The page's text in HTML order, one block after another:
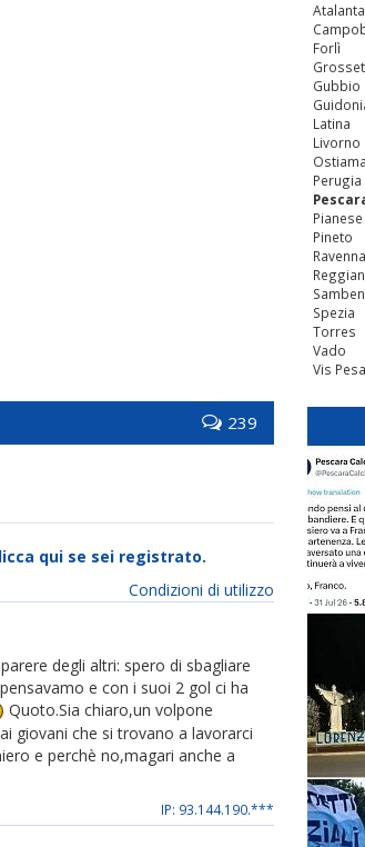
239
qui se sei registrato.
Condizioni di utilizzo
degli altri: spero di sbagliare
e con i suoi 2 gol ci ha
Quoto.Sia chiaro,un volpone
giovani che si trovano a lavorarci
e perchè no,magari anche a
IP: 93.144.190.***
Forlì
Gubbio
Latina
Livorno
Perugia
Pianese
Pineto
Ravenna
Spezia
Torres
Vado
Vis